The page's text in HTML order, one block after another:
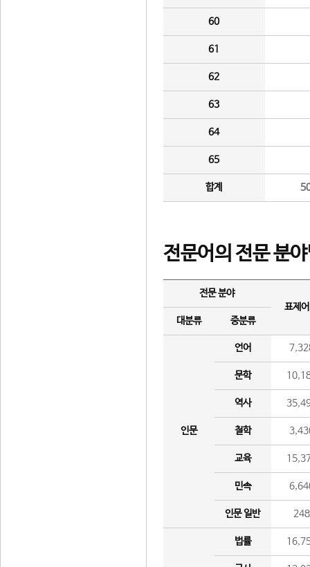
60
61
62
63
64
65
합계
전문어의 전문 분
전문 분야
표제
대분류
중분류
인문
언어
문학
역사
철학
교육
민속
인문 일반 248
법률